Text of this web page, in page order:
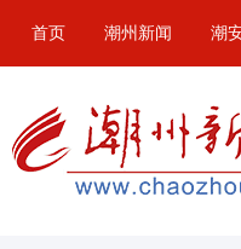
首页 潮州新闻 潮